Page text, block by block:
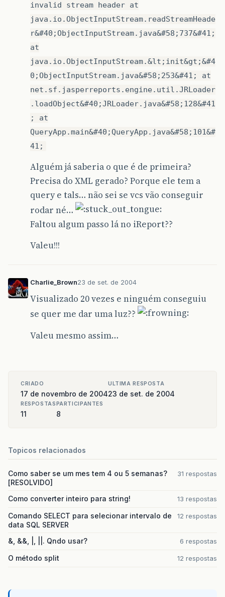
invalid stream header at
java.io.ObjectInputStream.readStreamHeade
r&#40;ObjectInputStream.java&#58;737&#41;
at
java.io.ObjectInputStream.&lt;init&gt;&#4
0;ObjectInputStream.java&#58;253&#41; at
net.sf.jasperreports.engine.util.JRLoader
.loadObject&#40;JRLoader.java&#58;128&#41
; at
QueryApp.main&#40;QueryApp.java&#58;101&#
41;
Alguém já saberia o que é de primeira?
Precisa do XML gerado? Porque ele tem a
query e tals… não sei se vcs vão conseguir
rodar né…
Faltou algum passo lá no iReport??
Valeu!!!
Charlie_Brown23 de set. de 2004
Visualizado 20 vezes e ninguém conseguiu
se quer me dar uma luz??
Valeu mesmo assim…
CRIADO
17 de novembro de 2004
ULTIMA RESPOSTA
23 de set. de 2004
RESPOSTAS
11
PARTICIPANTES
8
Topicos relacionados
Como saber se um mes tem 4 ou 5 semanas?
[RESOLVIDO]
31 respostas
Como converter inteiro para string! 13 respostas
Comando SELECT para selecionar intervalo de
data SQL SERVER
12 respostas
&, &&, |, ||. Qndo usar? 6 respostas
O método split 12 respostas